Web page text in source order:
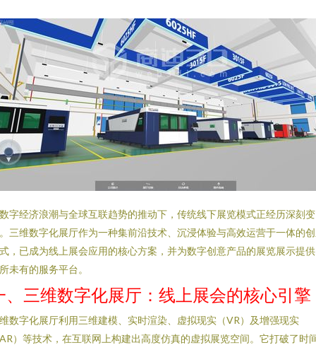
字经济浪潮与全球互联趋势的推动下，传统线下展览模式正经历深刻变
三维数字化展厅作为一种集前沿技术、沉浸体验与高效运营于一体的
，已成为线上展会应用的核心方案，并为数字创意产品的展览展示提
未有的服务平台。
、三维数字化展厅：线上展会的核心引擎
数字化展厅利用三维建模、实时渲染、虚拟现实（VR）及增强现实
）等技术，在互联网上构建出高度仿真的虚拟展览空间。它打破了时